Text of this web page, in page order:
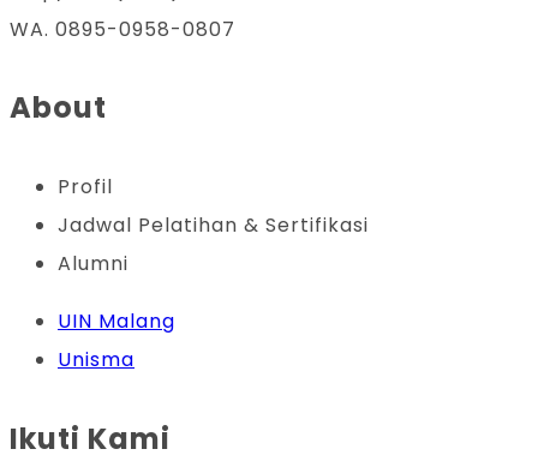
WA. 0895-0958-0807
About
Profil
Jadwal Pelatihan & Sertifikasi
Alumni
UIN Malang
Unisma
Ikuti Kami